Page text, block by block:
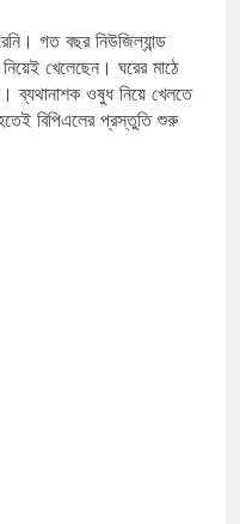
গত বছর নিউজিল্যান্ড
খেলেছেন। ঘরের মাঠে
ব্যথানাশক ওষুধ নিয়ে খেলতে
বিপিএলের প্রস্তুতি শুরু